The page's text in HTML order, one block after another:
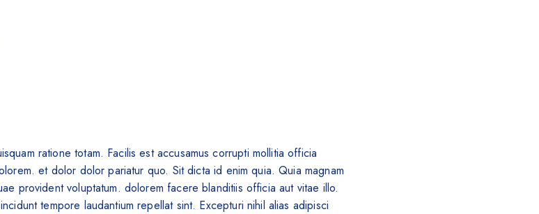
ratione totam. Facilis est accusamus corrupti mollitia officia
et dolor dolor pariatur quo. Sit dicta id enim quia. Quia magnam
provident voluptatum. dolorem facere blanditiis officia aut vitae illo.
tempore laudantium repellat sint. Excepturi nihil alias adipisci